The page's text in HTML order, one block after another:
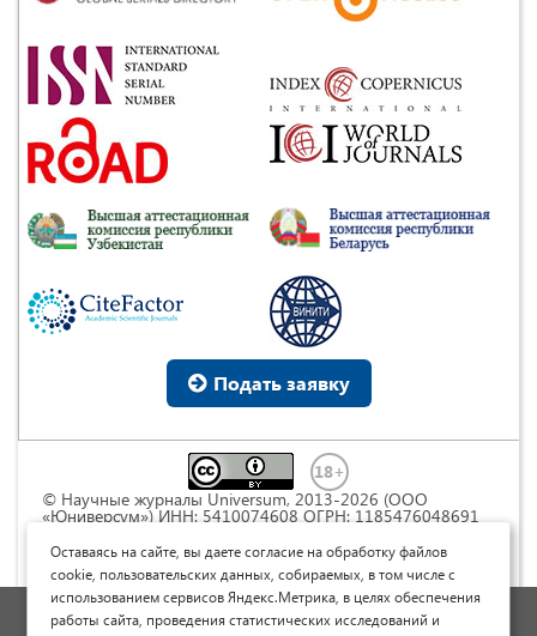
Подать заявку
© Научные журналы Universum, 2013-2026 (ООО
«Юниверсум») ИНН: 5410074608 ОГРН: 1185476048691
Commons « Attribution» («Атрибуция») 4.0
Непортированная
Политика обработки персональных данных
Оставаясь на сайте, вы даете согласие на обработку файлов
cookie, пользовательских данных, собираемых, в том числе с
использованием сервисов Яндекс.Метрика, в целях обеспечения
работы сайта, проведения статистических исследований и